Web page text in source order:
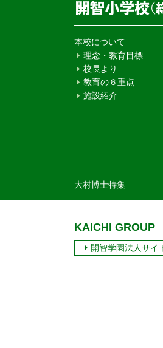
本校について
理念・教育目標
校長より
教育の６重点
施設紹介
大村博士特集
KAICHI GROUP
開智学園法人サイ